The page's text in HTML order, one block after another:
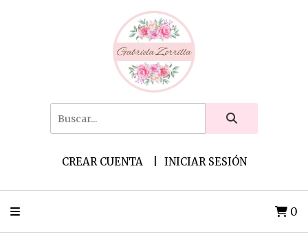
CREAR CUENTA INICIAR SESIÓN
0